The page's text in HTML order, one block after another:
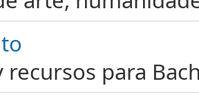
recursos para